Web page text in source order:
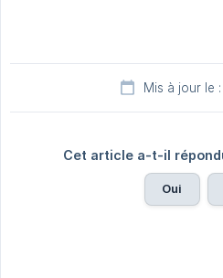
Mis à jour le
Cet article a-t-il
Oui